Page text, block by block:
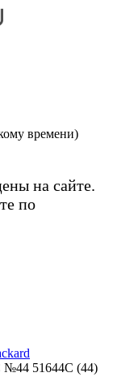
времени)
на сайте.
по
№44 51644C (44)